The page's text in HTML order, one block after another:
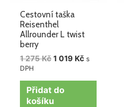
Cestovní taška
Reisenthel
Allrounder L twist
berry
1 275Kč 1 019 Kč s
DPH
Přidat do
košíku